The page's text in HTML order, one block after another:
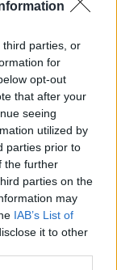
third parties, or
for
opt-out
that after your
seeing
utilized by
parties prior to
the further
parties on the
may
IAB’s List of
it to other